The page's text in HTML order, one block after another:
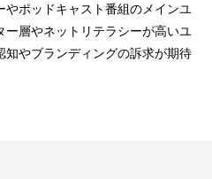
ポッドキャスト番組のメインユ
層やネットリテラシーが高いユ
知やブランディングの訴求が期待